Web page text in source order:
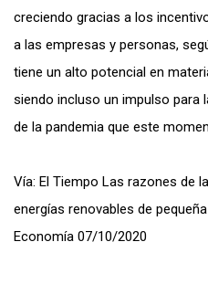
creciendo gracias a los
a las empresas y personas,
tiene un alto potencial en
siendo incluso un impulso para
de la pandemia que este
Vía: El Tiempo Las razones de
energías renovables de
Economía 07/10/2020